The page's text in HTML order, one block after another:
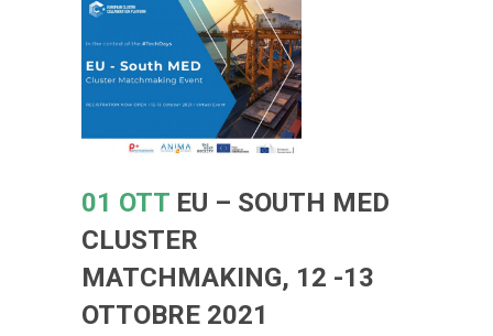
01 OTT EU – SOUTH MED
CLUSTER
MATCHMAKING, 12 -13
OTTOBRE 2021